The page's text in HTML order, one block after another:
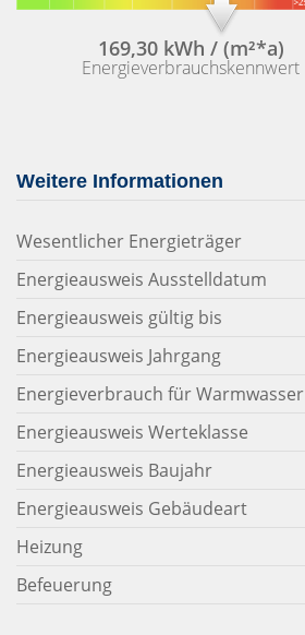
169,30 kWh / (m²*a)
Energieverbrauchskennwert
Weitere Informationen
Wesentlicher Energieträger
Energieausweis Ausstelldatum
Energieausweis gültig bis
Energieausweis Jahrgang
Energieverbrauch für Warmwasser
Energieausweis Werteklasse
Energieausweis Baujahr
Energieausweis Gebäudeart
Heizung
Befeuerung